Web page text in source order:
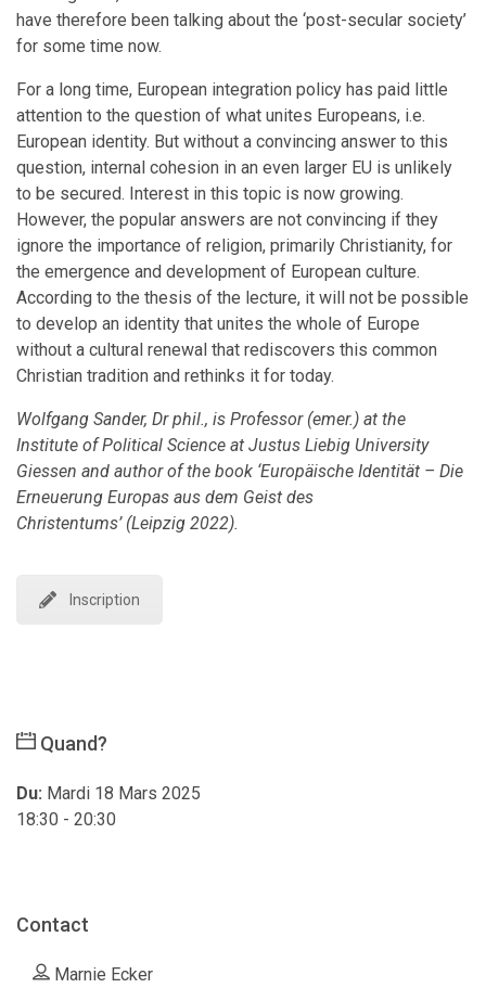
have therefore been talking about the ‘post-secular society’
for some time now.
For a long time, European integration policy has paid little
attention to the question of what unites Europeans, i.e.
European identity. But without a convincing answer to this
question, internal cohesion in an even larger EU is unlikely
to be secured. Interest in this topic is now growing.
However, the popular answers are not convincing if they
ignore the importance of religion, primarily Christianity, for
the emergence and development of European culture.
According to the thesis of the lecture, it will not be possible
to develop an identity that unites the whole of Europe
without a cultural renewal that rediscovers this common
Christian tradition and rethinks it for today.
Wolfgang Sander, Dr phil., is Professor (emer.) at the
Institute of Political Science at Justus Liebig University
Giessen and author of the book ‘Europäische Identität – Die
Erneuerung Europas aus dem Geist des
Christentums’(Leipzig 2022).
Inscription
Quand?
Du: Mardi 18 Mars 2025
18:30 - 20:30
Contact
Marnie Ecker